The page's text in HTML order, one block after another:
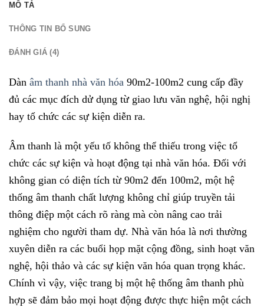
MÔ TẢ
THÔNG TIN BỔ SUNG
ĐÁNH GIÁ (4)
Dàn âm thanh nhà văn hóa 90m2-100m2 cung cấp đầy
đủ các mục đích dử dụng từ giao lưu văn nghệ, hội nghị
hay tổ chức các sự kiện diễn ra.
Âm thanh là một yếu tố không thể thiếu trong việc tổ
chức các sự kiện và hoạt động tại nhà văn hóa. Đối với
không gian có diện tích từ 90m2 đến 100m2, một hệ
thống âm thanh chất lượng không chỉ giúp truyền tải
thông điệp một cách rõ ràng mà còn nâng cao trải
nghiệm cho người tham dự. Nhà văn hóa là nơi thường
xuyên diễn ra các buổi họp mặt cộng đồng, sinh hoạt văn
nghệ, hội thảo và các sự kiện văn hóa quan trọng khác.
Chính vì vậy, việc trang bị một hệ thống âm thanh phù
hợp sẽ đảm bảo mọi hoạt động được thực hiện một cách